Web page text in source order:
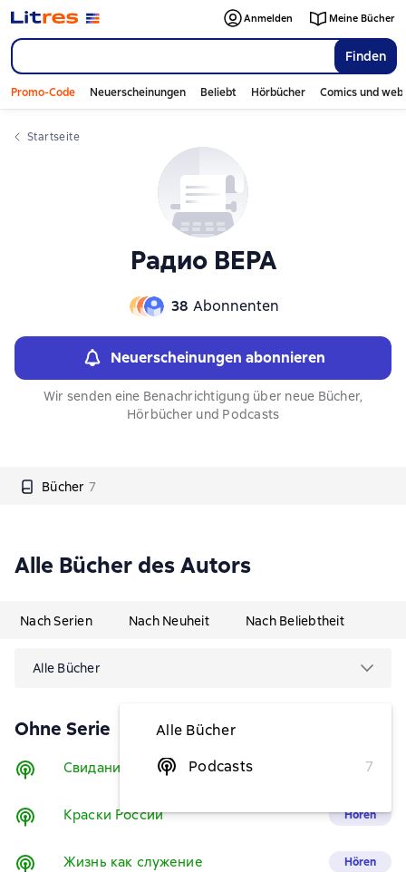
Finden
Anmelden Meine Bücher
Promo-Code Neuerscheinungen Beliebt Hörbücher Comics und
Startseite
Радио ВЕРА
38 Abonnenten
Neuerscheinungen abonnieren
Wir senden eine Benachrichtigung über neue Bücher,
Hörbücher und Podcasts
Bücher 7
Alle Bücher des Autors
Nach Serien Nach Neuheit Nach Beliebtheit
Alle Bücher
Alle Bücher
Podcasts
7
Ohne Serie
Свидание с шедевром Hören
Краски России Hören
Жизнь как служение Hören